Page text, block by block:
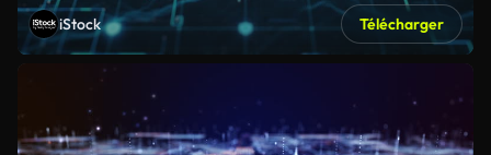
iStock Télécharger